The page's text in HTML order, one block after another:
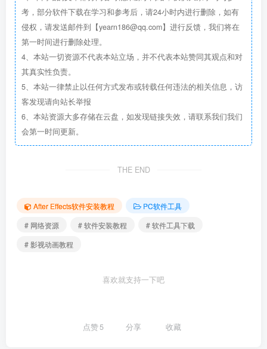
考，部分软件下载在学习和参考后，请24小时内进行删除，如有
侵权，请发送邮件到【yearn186@qq.com】进行反馈，我们将在
第一时间进行删除处理。
4、本站一切资源不代表本站立场，并不代表本站赞同其观点和对
其真实性负责。
5、本站一律禁止以任何方式发布或转载任何违法的相关信息，访
客发现请向站长举报
6、本站资源大多存储在云盘，如发现链接失效，请联系我们我们
会第一时间更新。
THE END
After Effects软件安装教程
PC软件工具
# 网络资源
# 软件安装教程
# 软件工具下载
# 影视动画教程
喜欢就支持一下吧
点赞5 分享 收藏